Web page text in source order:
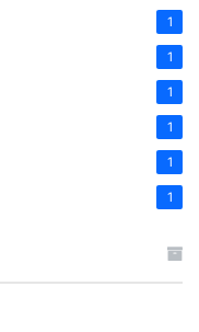
1
1
1
1
1
1